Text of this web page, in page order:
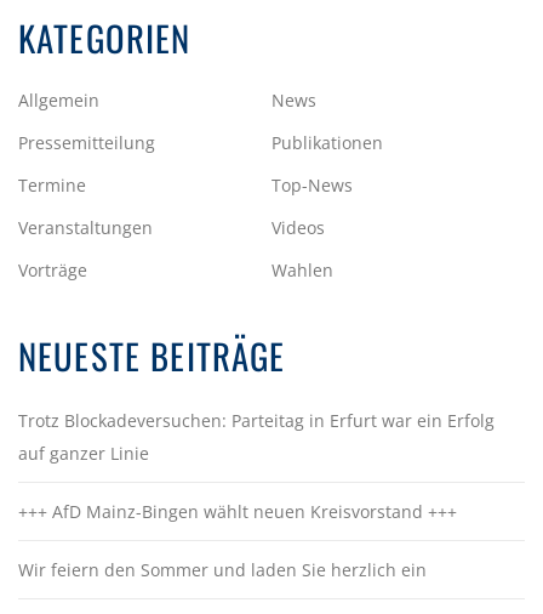
KATEGORIEN
Allgemein
News
Pressemitteilung
Publikationen
Termine
Top-News
Veranstaltungen
Videos
Vorträge
Wahlen
NEUESTE BEITRÄGE
Trotz Blockadeversuchen: Parteitag in Erfurt war ein Erfolg
auf ganzer Linie
+++ AfD Mainz-Bingen wählt neuen Kreisvorstand +++
Wir feiern den Sommer und laden Sie herzlich ein